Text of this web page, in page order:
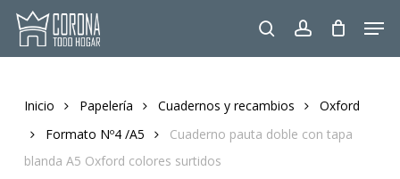
Skip
main
searchaccount
Inicio Papelería Cuadernos y recambios
Oxford
Formato Nº4 /A5
Cuaderno pauta doble con tapa
blanda A5 Oxford colores surtidos